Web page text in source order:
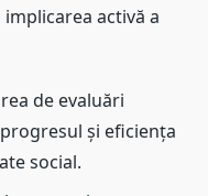
activă a
de evaluări
și eficiența
social.